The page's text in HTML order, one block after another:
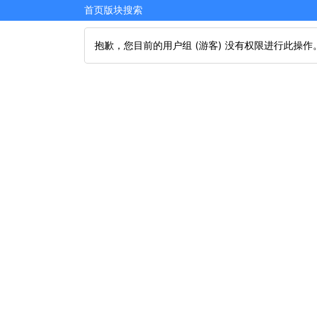
首页版块搜索
抱歉，您目前的用户组 (游客) 没有权限进行此操作。